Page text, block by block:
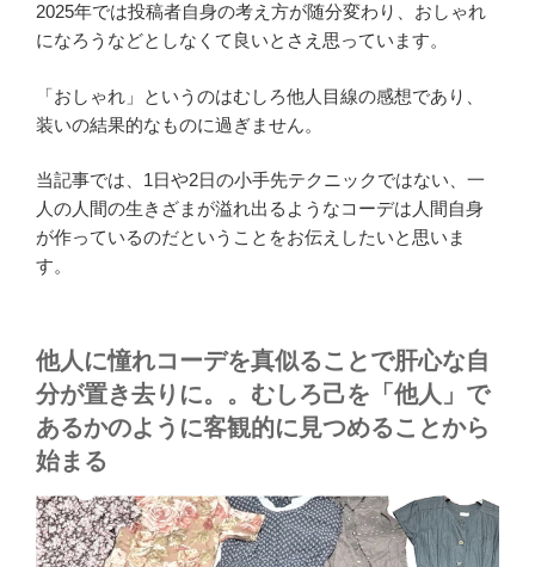
2025年では投稿者自身の考え方が随分変わり、おしゃれ
になろうなどとしなくて良いとさえ思っています。
「おしゃれ」というのはむしろ他人目線の感想であり、
装いの結果的なものに過ぎません。
当記事では、1日や2日の小手先テクニックではない、一
人の人間の生きざまが溢れ出るようなコーデは人間自身
が作っているのだということをお伝えしたいと思いま
す。
他人に憧れコーデを真似ることで肝心な自
分が置き去りに。。むしろ己を「他人」で
あるかのように客観的に見つめることから
始まる